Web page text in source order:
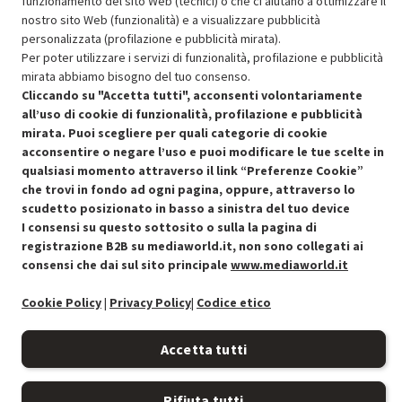
SCONTO RICONDIZIONATI
Approfitta dello sconto del 30% sul prodotto ricondizionato.
Condizioni generali di vendita
Cookie Policy
Preferenze cookie
Accessibilità
Recedere dal contratto qui
nostro sito Web (funzionalità) e a visualizzare pubblicità
personalizzata (profilazione e pubblicità mirata).
Per poter utilizzare i servizi di funzionalità, profilazione e pubblicità
mirata abbiamo bisogno del tuo consenso.
Cliccando su "Accetta tutti", acconsenti volontariamente
all’uso di cookie di funzionalità, profilazione e pubblicità
mirata. Puoi scegliere per quali categorie di cookie
acconsentire o negare l’uso e puoi modificare le tue scelte in
qualsiasi momento attraverso il link “Preferenze Cookie”
che trovi in fondo ad ogni pagina, oppure, attraverso lo
scudetto posizionato in basso a sinistra del tuo device
I consensi su questo sottosito o sulla la pagina di
registrazione B2B su mediaworld.it, non sono collegati ai
consensi che dai sul sito principale www.mediaworld.it
Cookie Policy| Privacy Policy| Codice etico
Accetta tutti